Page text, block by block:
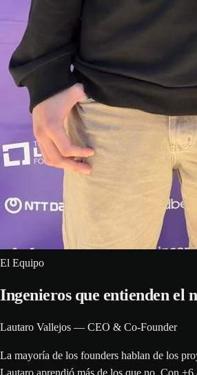
El Equipo
Ingenieros que entienden el
Lautaro Vallejos — CEO & Co-Founder
La mayoría de los founders hablan de los
Lautaro aprendió más de los que no. Con +6